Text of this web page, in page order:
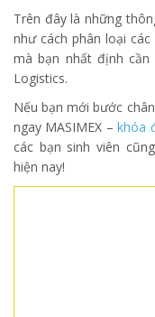
Trên đây là những
như cách phân loại
mà bạn nhất định cần
Logistics.
Nếu bạn mới bước
ngay MASIMEX –khóa
các bạn sinh viên
hiện nay!